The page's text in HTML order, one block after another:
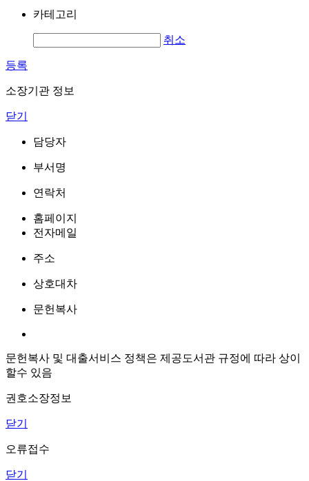
카테고리
취소
등록
소장기관 정보
닫기
담당자
부서명
연락처
홈페이지
전자메일
주소
상호대차
문헌복사
문헌복사 및 대출서비스 정책은 제공도서관 규정에 따라 상이
할수 있음
권호소장정보
닫기
오류접수
닫기